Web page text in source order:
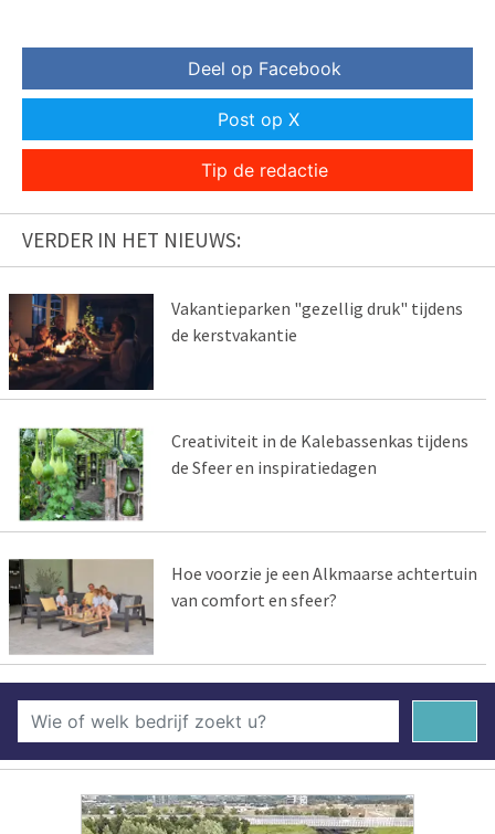
Deel op Facebook
Post op X
Tip de redactie
VERDER IN HET NIEUWS:
Vakantieparken "gezellig druk" tijdens
de kerstvakantie
Creativiteit in de Kalebassenkas tijdens
de Sfeer en inspiratiedagen
Hoe voorzie je een Alkmaarse achtertuin
van comfort en sfeer?